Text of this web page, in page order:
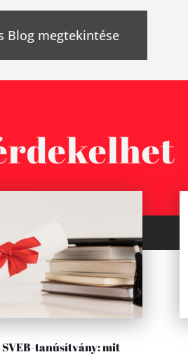
Blog megtekintése
SVEB-tanúsítvány: mit